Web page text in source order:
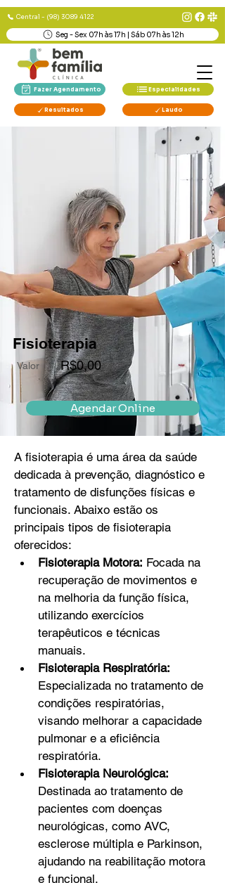
Central - (98) 3089 4122
Seg - Sex 07h às 17h | Sáb 07h às 12h
Especialidades
Resultados Laudo
Fazer Agendamento
Fisioterapia
Valor R$0,00
Agendar Online
A fisioterapia é uma área da saúde
dedicada à prevenção, diagnóstico e
tratamento de disfunções físicas e
funcionais. Abaixo estão os
principais tipos de fisioterapia
oferecidos:
Fisioterapia Motora: Focada na
recuperação de movimentos e
na melhoria da função física,
utilizando exercícios
terapêuticos e técnicas
manuais.
Fisioterapia Respiratória:
Especializada no tratamento de
condições respiratórias,
visando melhorar a capacidade
pulmonar e a eficiência
respiratória.
Fisioterapia Neurológica:
Destinada ao tratamento de
pacientes com doenças
neurológicas, como AVC,
esclerose múltipla e Parkinson,
ajudando na reabilitação motora
e funcional.